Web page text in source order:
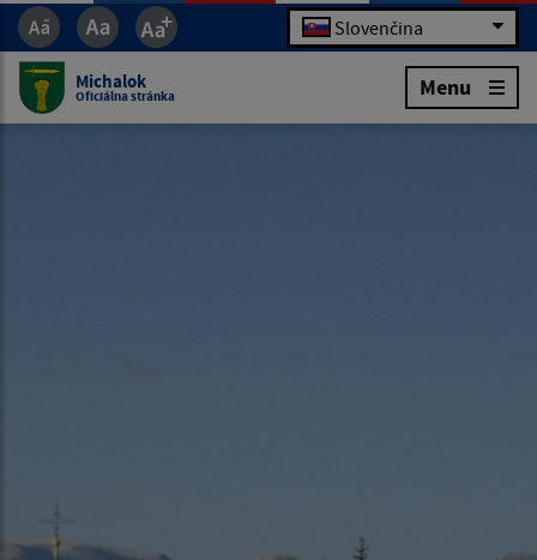
Slovenčina
Michalok
Oficiálna stránka Menu